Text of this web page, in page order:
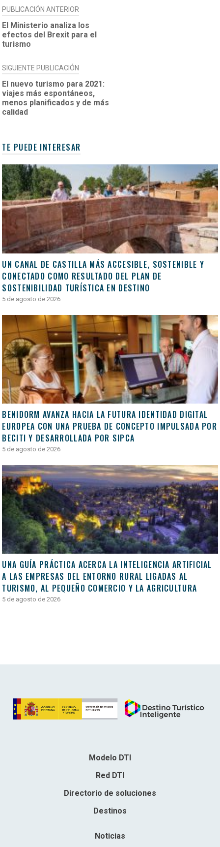
NAVEGACIÓN
DE
ENTRADAS
PUBLICACIÓN ANTERIOR
El Ministerio analiza los
efectos del Brexit para el
turismo
SIGUIENTE PUBLICACIÓN
El nuevo turismo para 2021:
viajes más espontáneos,
menos planificados y de más
calidad
TE PUEDE INTERESAR
UN CANAL DE CASTILLA MÁS ACCESIBLE, SOSTENIBLE Y
CONECTADO COMO RESULTADO DEL PLAN DE
SOSTENIBILIDAD TURÍSTICA EN DESTINO
5 de agosto de 2026
BENIDORM AVANZA HACIA LA FUTURA IDENTIDAD DIGITAL
EUROPEA CON UNA PRUEBA DE CONCEPTO IMPULSADA POR
BECITI Y DESARROLLADA POR SIPCA
5 de agosto de 2026
UNA GUÍA PRÁCTICA ACERCA LA INTELIGENCIA ARTIFICIAL
A LAS EMPRESAS DEL ENTORNO RURAL LIGADAS AL
TURISMO, AL PEQUEÑO COMERCIO Y LA AGRICULTURA
5 de agosto de 2026
Modelo DTI
Red DTI
Directorio de soluciones
Destinos
Noticias